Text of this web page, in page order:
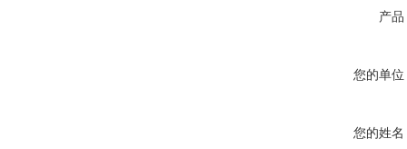
产品
您的单位
您的姓名